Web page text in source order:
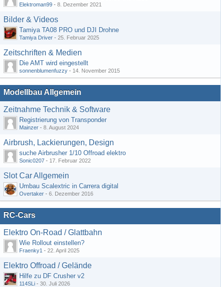
Elektroman99 - 8. Dezember 2021
Bilder & Videos
Tamiya TA08 PRO und DJI Drohne
Tamiya Driver - 25. Februar 2025
Zeitschriften & Medien
Die AMT wird eingestellt
sonnenblumenfuzzy - 14. November 2015
Modellbau Allgemein
Zeitnahme Technik & Software
Registrierung von Transponder
Mainzer - 8. August 2024
Airbrush, Lackierungen, Design
suche Airbrusher 1/10 Offroad elektro
Sonic0207 - 17. Februar 2022
Slot Car Allgemein
Umbau Scalextric in Carrera digital
Overtaker - 6. Dezember 2016
RC-Cars
Elektro On-Road / Glattbahn
Wie Rollout einstellen?
Fraenky1 - 22. April 2025
Elektro Offroad / Gelände
Hilfe zu DF Crusher v2
114SLi - 30. Juli 2026